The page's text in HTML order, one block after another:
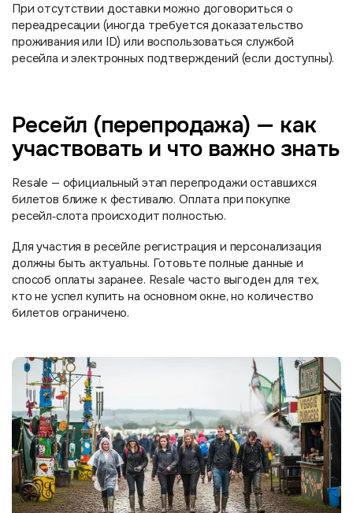
При отсутствии доставки можно договориться о
переадресации (иногда требуется доказательство
проживания или ID) или воспользоваться службой
ресейла и электронных подтверждений (если доступны).
Ресейл (перепродажа) — как
участвовать и что важно знать
Resale — официальный этап перепродажи оставшихся
билетов ближе к фестивалю. Оплата при покупке
ресейл‑слота происходит полностью.
Для участия в ресейле регистрация и персонализация
должны быть актуальны. Готовьте полные данные и
способ оплаты заранее. Resale часто выгоден для тех,
кто не успел купить на основном окне, но количество
билетов ограничено.